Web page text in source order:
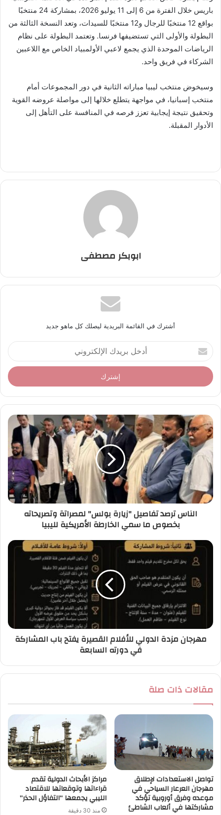
باريس خلال الفترة من 6 إلى 11 يوليو 2026، بمشاركة 24 منتخبًا
بواقع 12 منتخبًا للرجال و12 منتخبًا للسيدات، وتعد النسخة الثالثة من
البطولة والأولى التي تستضيفها فرنسا. وتعتمد البطولة على نظام
الرياضات الموحدة الذي يجمع لاعبي الأولمبياد الخاص مع اللاعبين
الشركاء في فريق واحد.
وسيخوض منتخب ليبيا مباراته الثانية في دور المجموعات أمام
منتخب إسبانيا، في مواجهة يتطلع خلالها إلى مواصلة عروضه القوية
وتحقيق نتيجة إيجابية تعزز فرصه في المنافسة على التأهل إلى
الأدوار المقبلة.
ابوبكر مصطفى
أشترك في القائمة البريدية ليصلك كل ماهو جديد
أ
د
خ
ل
ر
د
ك
ا
ل
إ
ل
ك
ت
ر
الناس ترصد تفاصيل "زيارة بولس" لمصراتة وتصريحاته
بخصوص ما سمي الخارطة الأمريكية لليبيا
مهرجان مزدة الدولي للأفلام القصيرة يفتح باب المشاركة
في دورته السابعة
مقالات ذات صلة
تواصل الاستعدادات لإطلاق
مهرجان العرعار السياحي في
موعده وفرق أوروبية تؤكد
مشاركتها في ألعاب الشاطئ
مراكز الأبحاث الدولية تقدم
قراءاتها وتوقعاتها للاقتصاد
الليبي يجمعها “التفاؤل الحذر”
منذ 30 دقيقة